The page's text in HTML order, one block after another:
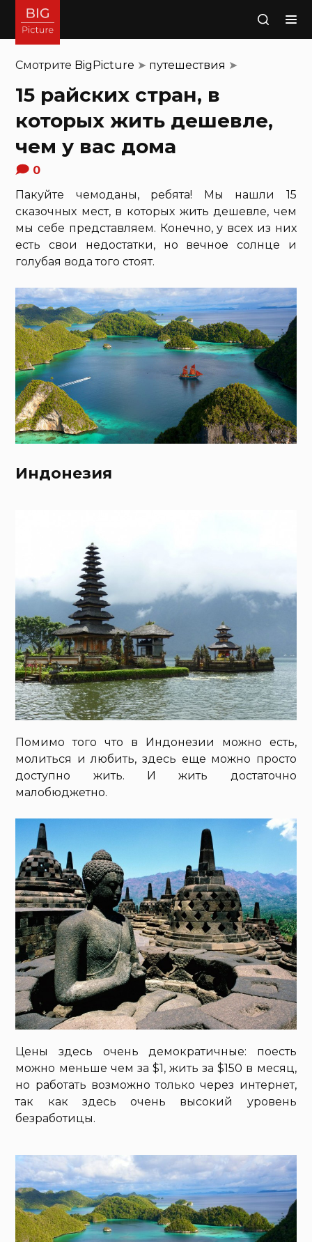
Поиск
Смотрите BigPicture ➤ путешествия ➤
15 райских стран, в
которых жить дешевле,
чем у вас дома
0
Пакуйте чемоданы, ребята! Мы нашли 15
сказочных мест, в которых жить дешевле, чем
мы себе представляем. Конечно, у всех из них
есть свои недостатки, но вечное солнце и
голубая вода того стоят.
Индонезия
Помимо того что в Индонезии можно есть,
молиться и любить, здесь еще можно просто
доступно жить. И жить достаточно
малобюджетно.
Цены здесь очень демократичные: поесть
можно меньше чем за $1, жить за $150 в месяц,
но работать возможно только через интернет,
так как здесь очень высокий уровень
безработицы.